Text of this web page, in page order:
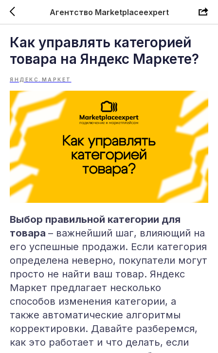
Агентство Marketplaceexpert
Как управлять категорией
товара на Яндекс Маркете?
ЯНДЕКС.МАРКЕТ
Выбор правильной категории для
товара – важнейший шаг, влияющий на
его успешные продажи. Если категория
определена неверно, покупатели могут
просто не найти ваш товар. Яндекс
Маркет предлагает несколько
способов изменения категории, а
также автоматические алгоритмы
корректировки. Давайте разберемся,
как это работает и что делать, если